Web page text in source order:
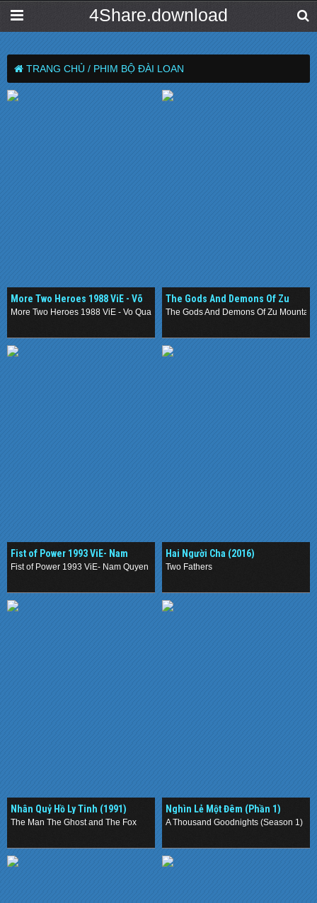
4Share.download
TRANG CHỦ / PHIM BỘ ĐÀI LOAN
More Two Heroes 1988 ViE - Võ
Quán Song Hùng
More Two Heroes 1988 ViE - Vo Quan Song Hung
The Gods And Demons Of Zu
Mountain 1990 ViE-Thục Sơn Kỳ
The Gods And Demons Of Zu
Fist of Power 1993 ViE- Nam
Quyền Bắc Cước
Fist of Power 1993 ViE- Nam Quyen Bac Cuoc
Hai Người Cha (2016)
Two Fathers
Nhân Quỷ Hồ Ly Tinh (1991)
The Man The Ghost and The Fox
Nghìn Lẻ Một Đêm (Phần 1)
(2019)
A Thousand Goodnights (Season 1)